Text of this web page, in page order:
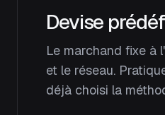
Devise
Le marchand fixe à
et le réseau.
déjà choisi la